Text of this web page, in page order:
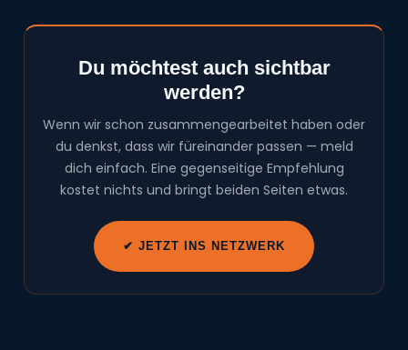
Du möchtest auch sichtbar
werden?
Wenn wir schon zusammengearbeitet haben oder
du denkst, dass wir füreinander passen — meld
dich einfach. Eine gegenseitige Empfehlung
kostet nichts und bringt beiden Seiten etwas.
✔ JETZT INS NETZWERK